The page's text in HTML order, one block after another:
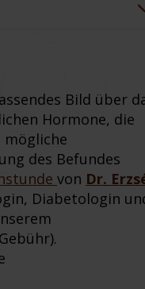
Bild über
Hormone, die
des Befundes
von Dr.
Diabetologin